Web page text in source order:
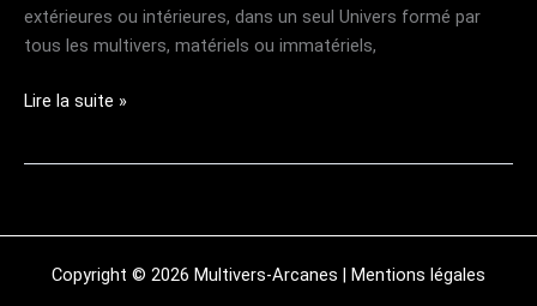
extérieures ou intérieures, dans un seul Univers formé par
tous les multivers, matériels ou immatériels,
LA
Lire la suite »
Copyright © 2026 Multivers-Arcanes | Mentions légales